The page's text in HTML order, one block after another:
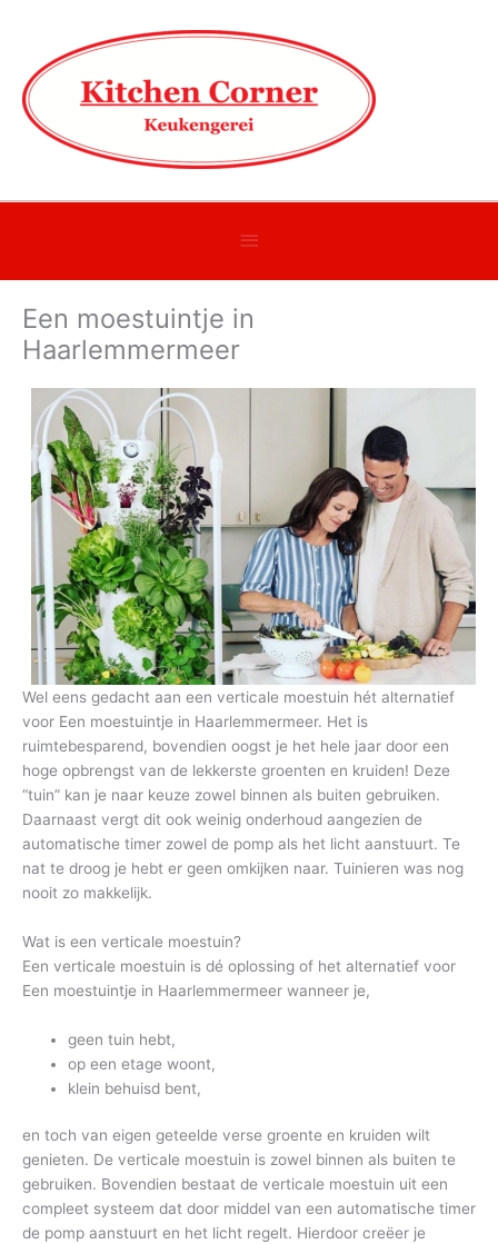
balk
Een moestuintje in
Haarlemmermeer
Wel eens gedacht aan een verticale moestuin hét alternatief
voor Een moestuintje in Haarlemmermeer. Het is
ruimtebesparend, bovendien oogst je het hele jaar door een
hoge opbrengst van de lekkerste groenten en kruiden! Deze
“tuin” kan je naar keuze zowel binnen als buiten gebruiken.
Daarnaast vergt dit ook weinig onderhoud aangezien de
automatische timer zowel de pomp als het licht aanstuurt. Te
nat te droog je hebt er geen omkijken naar. Tuinieren was nog
nooit zo makkelijk.
Wat is een verticale moestuin?
Een verticale moestuin is dé oplossing of het alternatief voor
Een moestuintje in Haarlemmermeer wanneer je,
geen tuin hebt,
op een etage woont,
klein behuisd bent,
en toch van eigen geteelde verse groente en kruiden wilt
genieten. De verticale moestuin is zowel binnen als buiten te
gebruiken. Bovendien bestaat de verticale moestuin uit een
compleet systeem dat door middel van een automatische timer
de pomp aanstuurt en het licht regelt. Hierdoor creëer je